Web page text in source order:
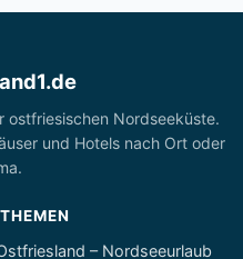
Nordseeküste.
und Hotels nach Ort oder
– Nordseeurlaub